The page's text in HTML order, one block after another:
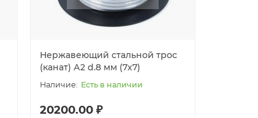
Нержавеющий стальной трос
(канат) А2 d.8 мм (7х7)
Есть в наличии
20200.00 ₽